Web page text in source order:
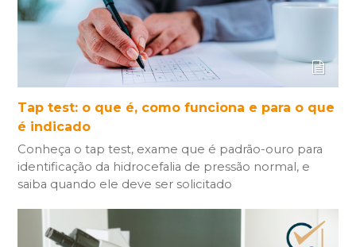
Tap test: o que é, como funciona e para o que
é indicado
Conheça o tap test, exame que é padrão-ouro para
identificação da hidrocefalia de pressão normal, e
saiba quando ele deve ser solicitado